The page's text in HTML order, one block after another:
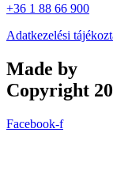
+36 1 88 66 900
Adatkezelési
Made by
Copyright
Facebook-f